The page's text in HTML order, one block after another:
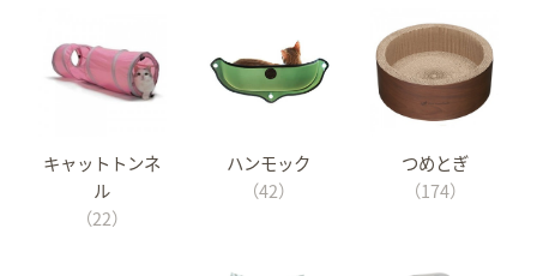
キャットトンネ
ル
（22）
ハンモック
（42）
つめとぎ
（174）